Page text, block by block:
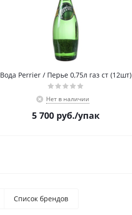
Вода Perrier / Перье 0,75л газ ст (12шт)
Нет в наличии
5 700 руб./упак
Список брендов